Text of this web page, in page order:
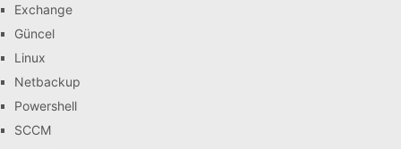
Exchange
Güncel
Linux
Netbackup
Powershell
SCCM